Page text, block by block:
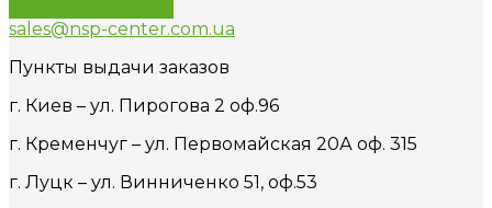
sales@nsp-center.com.ua
Пункты выдачи заказов
г. Киев – ул. Пирогова 2 оф.96
г. Кременчуг – ул. Первомайская 20А оф. 315
г. Луцк – ул. Винниченко 51, оф.53